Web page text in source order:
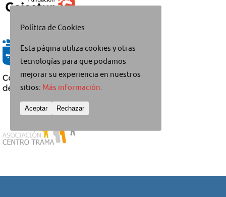
Política de Cookies
Esta página utiliza cookies y otras
tecnologías para que podamos
mejorar su experiencia en nuestros
sitios: Más información.
Aceptar Rechazar